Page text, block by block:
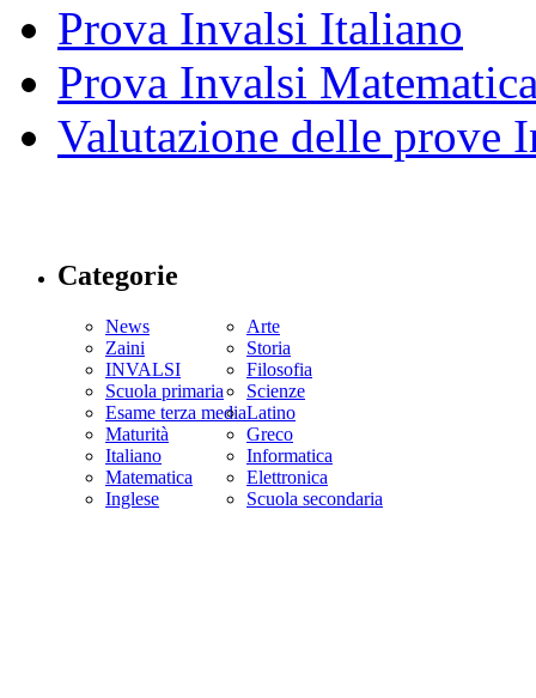
Prova Invalsi Italiano
Prova Invalsi
Valutazione delle prove
Categorie
News
Zaini
INVALSI
Scuola primaria
Esame terza media
Maturità
Italiano
Matematica
Inglese
Arte
Storia
Filosofia
Scienze
Latino
Greco
Informatica
Elettronica
Scuola secondaria